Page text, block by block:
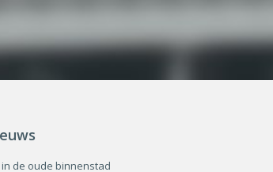
de oude binnenstad